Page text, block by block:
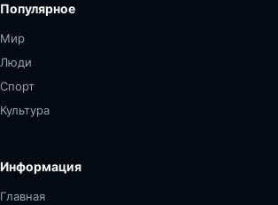
Популярное
Мир
Люди
Спорт
Культура
Информация
Главная